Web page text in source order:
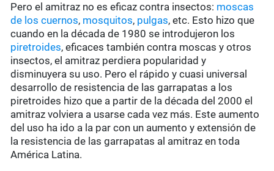
Pero el amitraz no es eficaz contra insectos: moscas
de los cuernos, mosquitos, pulgas, etc. Esto hizo que
cuando en la década de 1980 se introdujeron los
piretroides, eficaces también contra moscas y otros
insectos, el amitraz perdiera popularidad y
disminuyera su uso. Pero el rápido y cuasi universal
desarrollo de resistencia de las garrapatas a los
piretroides hizo que a partir de la década del 2000 el
amitraz volviera a usarse cada vez más. Este aumento
del uso ha ido a la par con un aumento y extensión de
la resistencia de las garrapatas al amitraz en toda
América Latina.